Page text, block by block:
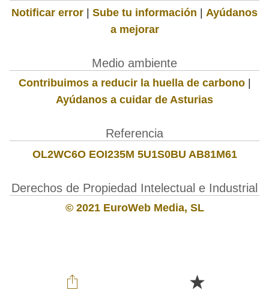
Notificar error | Sube tu información | Ayúdanos
a mejorar
Medio ambiente
Contribuimos a reducir la huella de carbono|
Ayúdanos a cuidar de Asturias
Referencia
OL2WC6O EOI235M 5U1S0BU AB81M61
Derechos de Propiedad Intelectual e Industrial
© 2021 EuroWeb Media, SL